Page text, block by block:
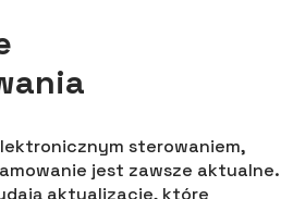
sterowaniem,
jest zawsze aktualne.
aktualizacje, które